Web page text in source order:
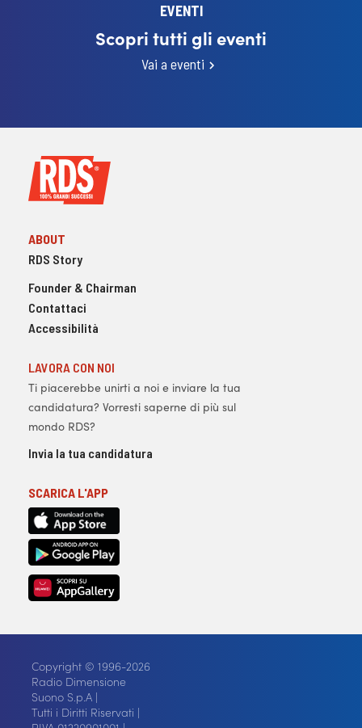
EVENTI
Scopri tutti gli eventi
Vai a eventi
ABOUT
RDS Story
Founder & Chairman
Contattaci
Accessibilità
LAVORA CON NOI
Ti piacerebbe unirti a noi e inviare la tua
candidatura? Vorresti saperne di più sul
mondo RDS?
Invia la tua candidatura
SCARICA L'APP
Copyright © 1996-2026
Radio Dimensione
Suono S.p.A |
Tutti i Diritti Riservati |